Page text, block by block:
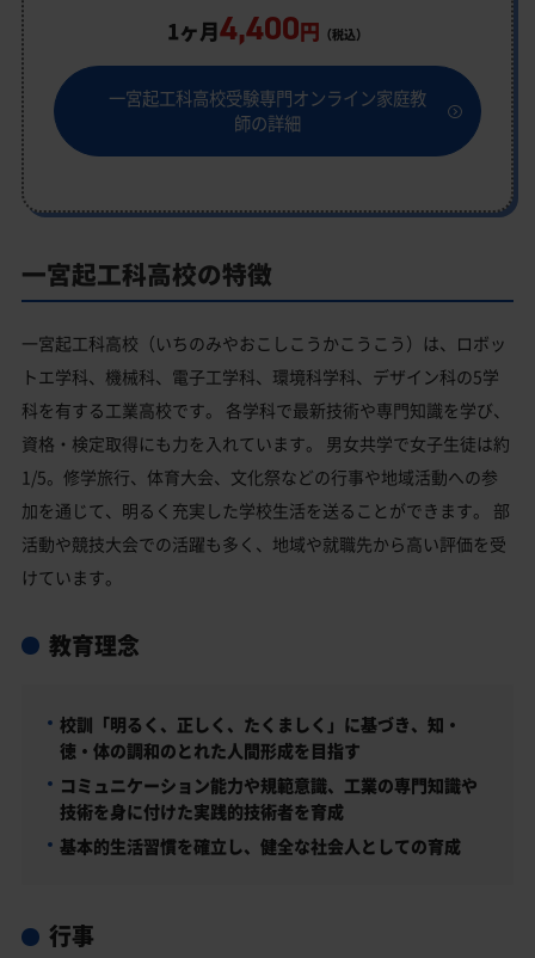
1ヶ月4,400円 （税込）
一宮起工科高校受験専門オンライン家庭教
師の詳細
一宮起工科高校の特徴
一宮起工科高校（いちのみやおこしこうかこうこう）は、ロボッ
トエ学科、機械科、電子工学科、環境科学科、デザイン科の5学
科を有する工業高校です。 各学科で最新技術や専門知識を学び、
資格・検定取得にも力を入れています。 男女共学で女子生徒は約
1/5。修学旅行、体育大会、文化祭などの行事や地域活動への参
加を通じて、明るく充実した学校生活を送ることができます。 部
活動や競技大会での活躍も多く、地域や就職先から高い評価を受
けています。
教育理念
校訓「明るく、正しく、たくましく」に基づき、知・
徳・体の調和のとれた人間形成を目指す
コミュニケーション能力や規範意識、工業の専門知識や
技術を身に付けた実践的技術者を育成
基本的生活習慣を確立し、健全な社会人としての育成
行事